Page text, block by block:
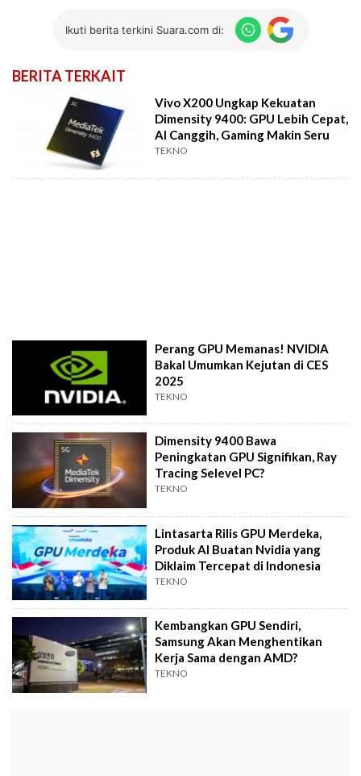
Ikuti berita terkini Suara.com di:
BERITA TERKAIT
Vivo X200 Ungkap Kekuatan
Dimensity 9400: GPU Lebih Cepat,
AI Canggih, Gaming Makin Seru
TEKNO
Perang GPU Memanas! NVIDIA
Bakal Umumkan Kejutan di CES
2025
TEKNO
Dimensity 9400 Bawa
Peningkatan GPU Signifikan, Ray
Tracing Selevel PC?
TEKNO
Lintasarta Rilis GPU Merdeka,
Produk AI Buatan Nvidia yang
Diklaim Tercepat di Indonesia
TEKNO
Kembangkan GPU Sendiri,
Samsung Akan Menghentikan
Kerja Sama dengan AMD?
TEKNO